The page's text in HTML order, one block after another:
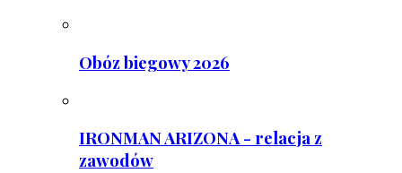
Obóz biegowy 2026
IRONMAN ARIZONA - relacja z
zawodów